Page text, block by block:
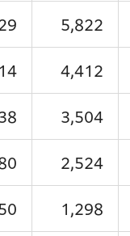
5,822
4,412
3,504
2,524
1,298